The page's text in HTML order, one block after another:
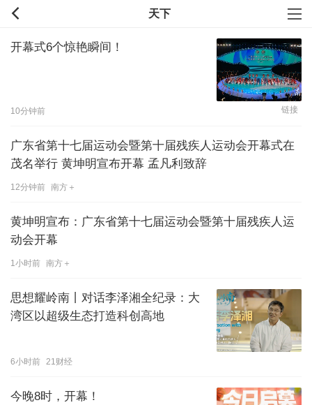
天下
开幕式6个惊艳瞬间！
10分钟前 链接
广东省第十七届运动会暨第十届残疾人运动会开幕式在
茂名举行 黄坤明宣布开幕 孟凡利致辞
12分钟前 南方＋
黄坤明宣布：广东省第十七届运动会暨第十届残疾人运
动会开幕
1小时前 南方＋
思想耀岭南丨对话李泽湘全纪录：大
湾区以超级生态打造科创高地
6小时前 21财经
今晚8时，开幕！